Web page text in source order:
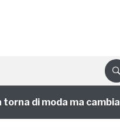
moda ma cambia faccia